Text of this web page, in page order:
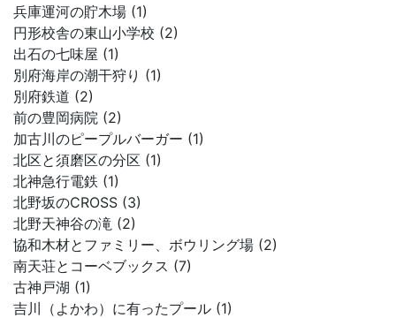
兵庫運河の貯木場 (1)
円形校舎の東山小学校 (2)
出石の七味屋 (1)
別府海岸の潮干狩り (1)
別府鉄道 (2)
前の豊岡病院 (2)
加古川のピープルバーガー (1)
北区と須磨区の分区 (1)
北神急行電鉄 (1)
北野坂のCROSS (3)
北野天神谷の滝 (2)
協和木材とファミリー、ボウリング場 (2)
南天荘とコーベブックス (7)
古神戸湖 (1)
吉川（よかわ）に有ったプール (1)